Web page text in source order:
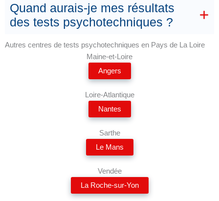
Quand aurais-je mes résultats
des tests psychotechniques ?
Autres centres de tests psychotechniques en Pays de La Loire
Maine-et-Loire
Angers
Loire-Atlantique
Nantes
Sarthe
Le Mans
Vendée
La Roche-sur-Yon